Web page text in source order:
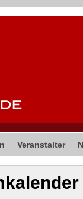
Veranstalter